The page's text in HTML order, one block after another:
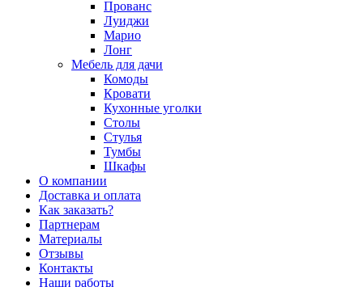
Прованс
Луиджи
Марио
Лонг
Мебель для дачи
Комоды
Кровати
Кухонные уголки
Столы
Стулья
Тумбы
Шкафы
О компании
Доставка и оплата
Как заказать?
Партнерам
Материалы
Отзывы
Контакты
Наши работы